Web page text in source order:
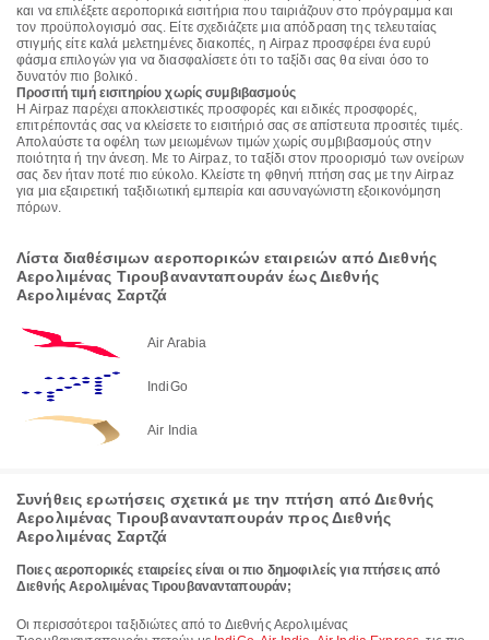
και να επιλέξετε αεροπορικά εισιτήρια που ταιριάζουν στο πρόγραμμα και
τον προϋπολογισμό σας. Είτε σχεδιάζετε μια απόδραση της τελευταίας
στιγμής είτε καλά μελετημένες διακοπές, η Airpaz προσφέρει ένα ευρύ
φάσμα επιλογών για να διασφαλίσετε ότι το ταξίδι σας θα είναι όσο το
δυνατόν πιο βολικό.
Προσιτή τιμή εισιτηρίου χωρίς συμβιβασμούς
Η Airpaz παρέχει αποκλειστικές προσφορές και ειδικές προσφορές,
επιτρέποντάς σας να κλείσετε το εισιτήριό σας σε απίστευτα προσιτές τιμές.
Απολαύστε τα οφέλη των μειωμένων τιμών χωρίς συμβιβασμούς στην
ποιότητα ή την άνεση. Με το Airpaz, το ταξίδι στον προορισμό των ονείρων
σας δεν ήταν ποτέ πιο εύκολο. Κλείστε τη φθηνή πτήση σας με την Airpaz
για μια εξαιρετική ταξιδιωτική εμπειρία και ασυναγώνιστη εξοικονόμηση
πόρων.
Λίστα διαθέσιμων αεροπορικών εταιρειών από Διεθνής
Αερολιμένας Τιρουβανανταπουράν έως Διεθνής
Αερολιμένας Σαρτζά
Air Arabia
IndiGo
Air India
Συνήθεις ερωτήσεις σχετικά με την πτήση από Διεθνής
Αερολιμένας Τιρουβανανταπουράν προς Διεθνής
Αερολιμένας Σαρτζά
Ποιες αεροπορικές εταιρείες είναι οι πιο δημοφιλείς για πτήσεις από
Διεθνής Αερολιμένας Τιρουβανανταπουράν;
Οι περισσότεροι ταξιδιώτες από το Διεθνής Αερολιμένας